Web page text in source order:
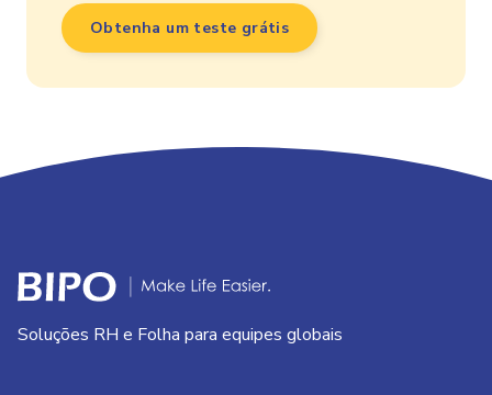
Obtenha um teste grátis
Soluções RH e Folha para equipes globais